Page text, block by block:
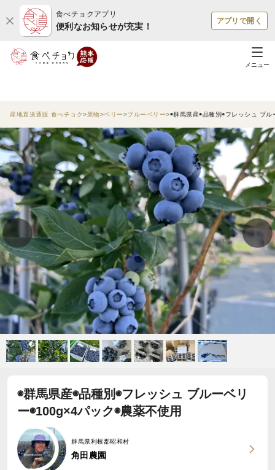
食べチョクアプリ
便利なお知らせが充実！
アプリで開く
メニュー
産地直送通販 食べチョク 果物 ベリー ブルーベリー ◉群馬県産◉品種別◉フレッシュ ブ
◉群馬県産◉品種別◉フレッシュ ブルーベリ
ー◉100g×4パック◉農薬不使用
群馬県利根郡昭和村
角田農園